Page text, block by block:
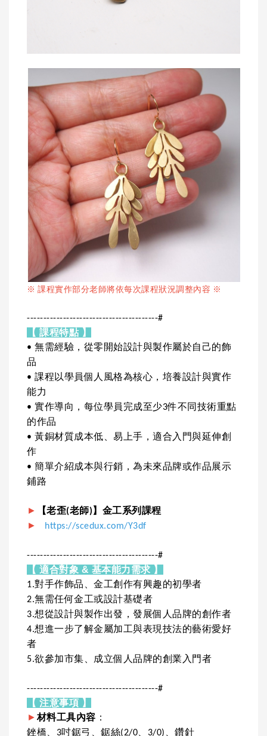
※ 課程實作部分老師將依每次課程狀況調整內容 ※
----------------------------------------#
【 課程特點 】
• 無需經驗，從零開始設計與製作屬於自己的飾
品
• 課程以學員個人風格為核心，培養設計與實作
能力
• 實作導向，每位學員完成至少3件不同技術重點
的作品
• 黃銅材質成本低、易上手，適合入門與延伸創
作
• 簡單介紹成本與行銷，為未來品牌或作品展示
鋪路
► 【老歪(老師)】金工系列課程
► https://scedux.com/Y3df
----------------------------------------#
【 適合對象 & 基本能力需求 】
1.對手作飾品、金工創作有興趣的初學者
2.無需任何金工或設計基礎者
3.想從設計與製作出發，發展個人品牌的創作者
4.想進一步了解金屬加工與表現技法的藝術愛好
者
5.欲參加市集、成立個人品牌的創業入門者
----------------------------------------#
【 注意事項 】
►材料工具內容 ：
銼橋、3吋鋸弓、鋸絲(2/0、3/0)、鑽針